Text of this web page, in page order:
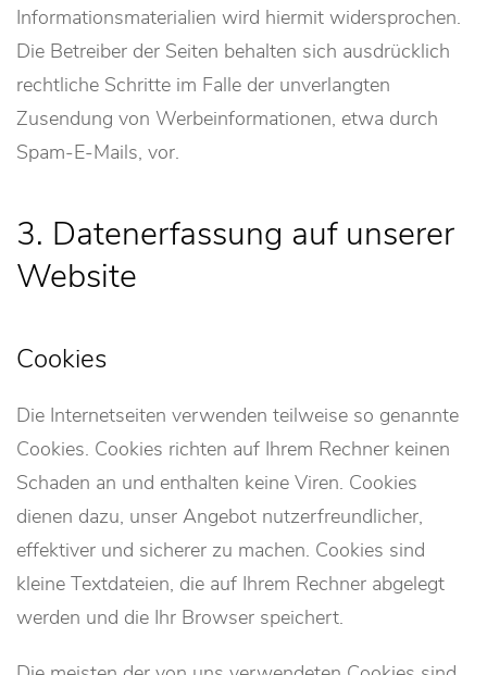
Informationsmaterialien wird hiermit widersprochen.
Die Betreiber der Seiten behalten sich ausdrücklich
rechtliche Schritte im Falle der unverlangten
Zusendung von Werbeinformationen, etwa durch
Spam-E-Mails, vor.
3. Datenerfassung auf unserer
Website
Cookies
Die Internetseiten verwenden teilweise so genannte
Cookies. Cookies richten auf Ihrem Rechner keinen
Schaden an und enthalten keine Viren. Cookies
dienen dazu, unser Angebot nutzerfreundlicher,
effektiver und sicherer zu machen. Cookies sind
kleine Textdateien, die auf Ihrem Rechner abgelegt
werden und die Ihr Browser speichert.